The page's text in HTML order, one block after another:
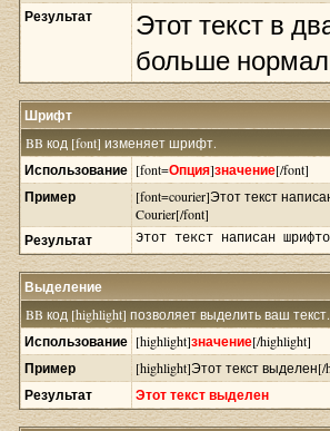
Результат
Этот текст в
больше
Шрифт
BB код [font] изменяет шрифт.
Использование [font=Опция]значение[/font]
Пример
[font=courier]Этот текст
Courier[/font]
Результат Этот текст написан
Выделение
BB код [highlight] позволяет выделить ваш текст.
Использование [highlight]значение[/highlight]
Пример [highlight]Этот текст выделен[/
Результат Этот текст выделен